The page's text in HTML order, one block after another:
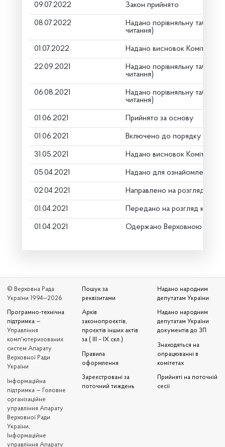
09.07.2022 Закон прийнято
08.07.2022
Надано порівняльну
читання)
01.07.2022 Надано висновок Комітету
22.09.2021
Надано порівняльну
читання)
06.08.2021
Надано порівняльну
читання)
01.06.2021 Прийнято за основу
01.06.2021 Включено до порядку
31.05.2021 Надано висновок Комітету
05.04.2021 Надано для ознайомлення
02.04.2021 Направлено на розгляд
01.04.2021 Передано на розгляд
01.04.2021 Одержано Верховною Радою
© Верховна Рада
України 1994—2026
Програмно-технічна
підтримка —
Управління
комп'ютеризованих
систем Апарату
Верховної Ради
України
Iнформаційна
підтримка — Головне
організаційне
управління Апарату
Верховної Ради
України,
Інформаційне
управління Апарату
Пошук за
реквізитами
Архів
законопроєктів,
проєктів інших актів
за ( III – IX скл.)
Правила
оформлення
Зареєстровані за
поточний тиждень
Надано народним
депутатам України
Надано народним
депутатам України
документів до ЗП
Знаходяться на
опрацюванні в
комітетах
Прийняті на поточній
сесії